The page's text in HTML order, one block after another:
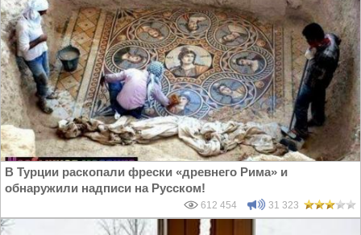
В Турции раскопали фрески «древнего Рима» и
обнаружили надписи на Русском!
612 454 31 323